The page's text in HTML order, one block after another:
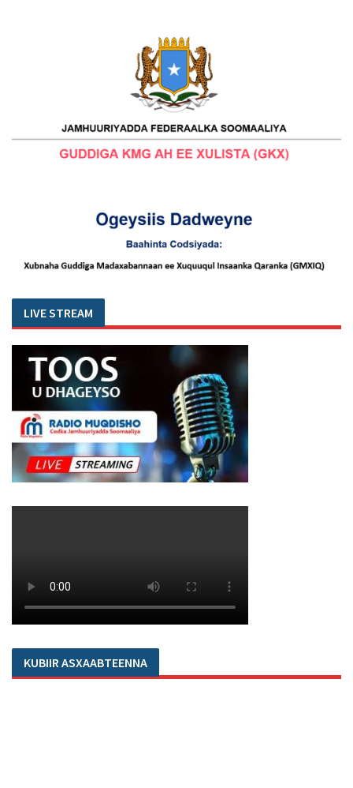
LIVE STREAM
KUBIIR ASXAABTEENNA